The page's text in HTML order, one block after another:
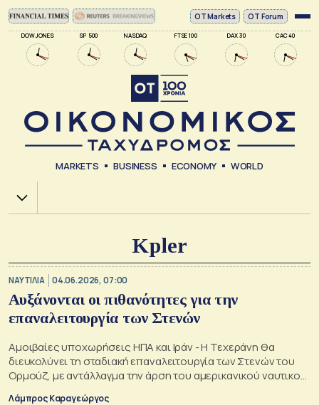
DOW JONES SP 500 NASDAQ FTSE 100 DAX 30 CAC 40
ΟΤ Markets OT Forum
MARKETS BUSINESS ECONOMY WORLD
Χ.Α.
Kpler
ΝΑΥΤΙΛΙΑ 04.06.2026, 07:00
Αυξάνονται οι πιθανότητες για την
επαναλειτουργία των Στενών
Αμοιβαίες υποχωρήσεις ΗΠΑ και Ιράν - Η Τεχεράνη θα
διευκολύνει τη σταδιακή επαναλειτουργία των Στενών του
Ορμούζ, με αντάλλαγμα την άρση του αμερικανικού ναυτικού
Λάμπρος Καραγεώργος